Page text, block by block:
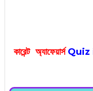
কারেন্ট অ্যাফেয়ার্সQuiz